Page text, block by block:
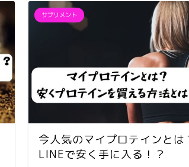
サプリメント
今人気のマイプロテインとは
LINEで安く手に入る！？